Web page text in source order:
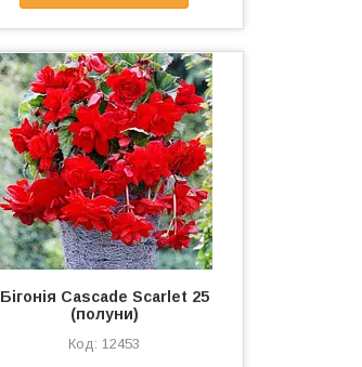
Бігонія Cascade Scarlet 25
(полуни)
12453